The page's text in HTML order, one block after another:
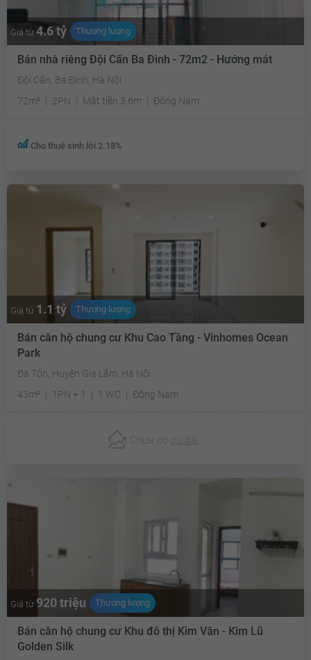
Giá từ 4.6 tỷ Thương lượng
Bán nhà riêng Đội Cấn Ba Đình - 72m2 - Hướng mát
Đội Cấn, Ba Đình, Hà Nội
72m²
2PN Mặt tiền 3.6m Đông Nam
Cho thuê sinh lời 2.18%
Giá từ 1.1 tỷ Thương lượng
Bán căn hộ chung cư Khu Cao Tầng - Vinhomes Ocean
Park
Đa Tốn, Huyện Gia Lâm, Hà Nội
43m²
1PN + 1 1 WC Đông Nam
Chưa có ưu đãi
Giá từ 920 triệu Thương lượng
Bán căn hộ chung cư Khu đô thị Kim Văn - Kim Lũ
Golden Silk